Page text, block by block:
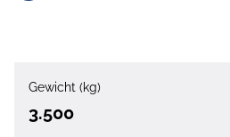
Gewicht (kg)
3.500